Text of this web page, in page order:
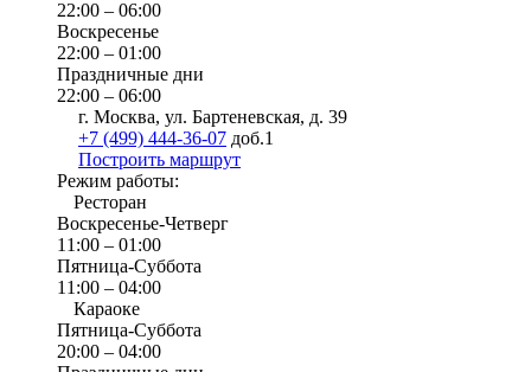
22:00 – 06:00
Воскресенье
22:00 – 01:00
Праздничные дни
22:00 – 06:00
г. Москва, ул. Бартеневская, д. 39
+7 (499) 444-36-07 доб.1
Построить маршрут
Режим работы:
Ресторан
Воскресенье-Четверг
11:00 – 01:00
Пятница-Суббота
11:00 – 04:00
Караоке
Пятница-Суббота
20:00 – 04:00